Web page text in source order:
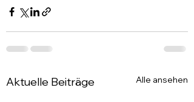
Aktuelle Beiträge Alle ansehen